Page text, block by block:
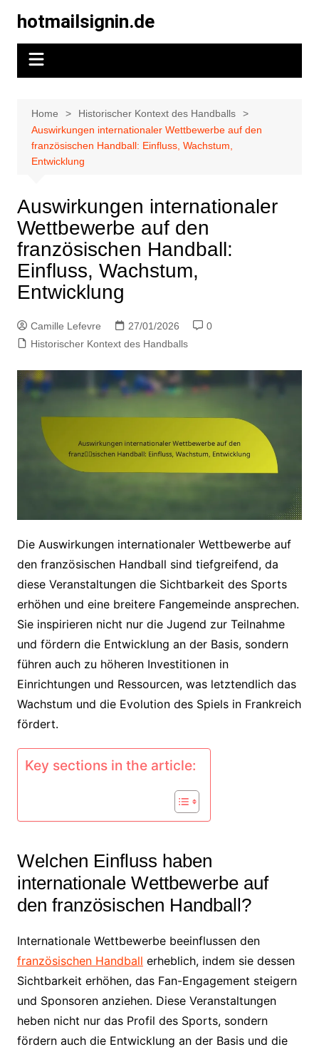
content
hotmailsignin.de
Home
Historischer Kontext des Handballs
Auswirkungen internationaler Wettbewerbe auf den
französischen Handball: Einfluss, Wachstum,
Entwicklung
Auswirkungen internationaler
Wettbewerbe auf den
französischen Handball:
Einfluss, Wachstum,
Entwicklung
Camille Lefevre 27/01/2026
0
Historischer Kontext des Handballs
Die Auswirkungen internationaler Wettbewerbe auf
den französischen Handball sind tiefgreifend, da
diese Veranstaltungen die Sichtbarkeit des Sports
erhöhen und eine breitere Fangemeinde ansprechen.
Sie inspirieren nicht nur die Jugend zur Teilnahme
und fördern die Entwicklung an der Basis, sondern
führen auch zu höheren Investitionen in
Einrichtungen und Ressourcen, was letztendlich das
Wachstum und die Evolution des Spiels in Frankreich
fördert.
Key sections in the article:
Welchen Einfluss haben
internationale Wettbewerbe auf
den französischen Handball?
Internationale Wettbewerbe beeinflussen den
französischen Handball erheblich, indem sie dessen
Sichtbarkeit erhöhen, das Fan-Engagement steigern
und Sponsoren anziehen. Diese Veranstaltungen
heben nicht nur das Profil des Sports, sondern
fördern auch die Entwicklung an der Basis und die